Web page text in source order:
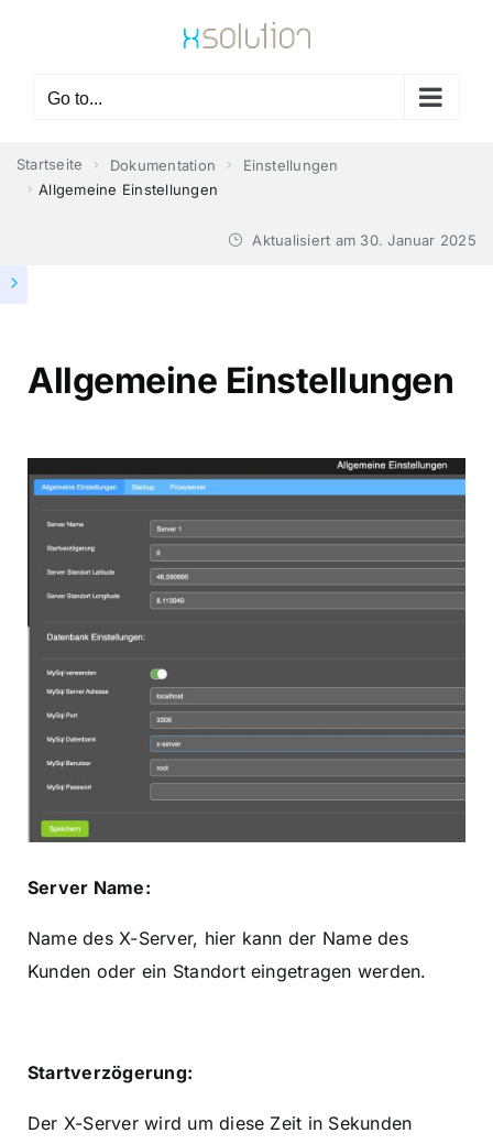
Go to...
Startseite Dokumentation
Einstellungen
Allgemeine Einstellungen
Aktualisiert am 30. Januar 2025
Allgemeine Einstellungen
Server Name:
Name des X-Server, hier kann der Name des
Kunden oder ein Standort eingetragen werden.
Startverzögerung:
Der X-Server wird um diese Zeit in Sekunden